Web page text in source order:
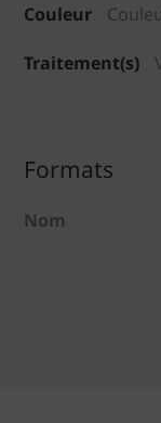
Couleur
Traitement(s)
Formats
Nom